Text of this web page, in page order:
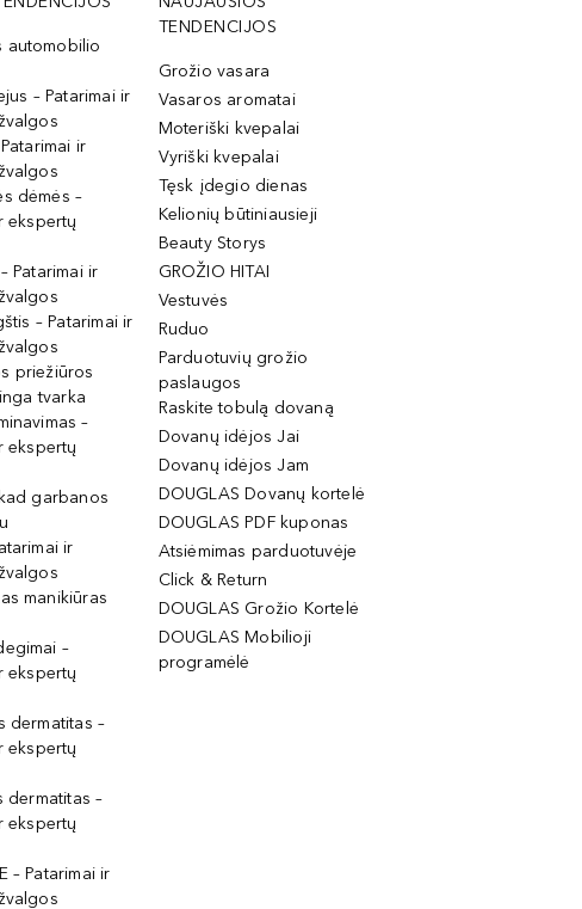
automobilio
– Patarimai ir
ir
dėmės –
ekspertų
Patarimai ir
– Patarimai ir
priežiūros
tvarka
–
ekspertų
garbanos
ir
manikiūras
–
ekspertų
dermatitas –
ekspertų
dermatitas –
ekspertų
– Patarimai ir
TENDENCIJOS
Grožio vasara
Vasaros aromatai
Moteriški kvepalai
Vyriški kvepalai
Tęsk įdegio dienas
Kelionių būtiniausieji
Beauty Storys
GROŽIO HITAI
Vestuvės
Ruduo
Parduotuvių grožio
paslaugos
Raskite tobulą dovaną
Dovanų idėjos Jai
Dovanų idėjos Jam
DOUGLAS Dovanų kortelė
DOUGLAS PDF kuponas
Atsiėmimas parduotuvėje
Click & Return
DOUGLAS Grožio Kortelė
DOUGLAS Mobilioji
programėlė